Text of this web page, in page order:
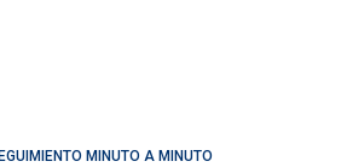
MINUTO A MINUTO